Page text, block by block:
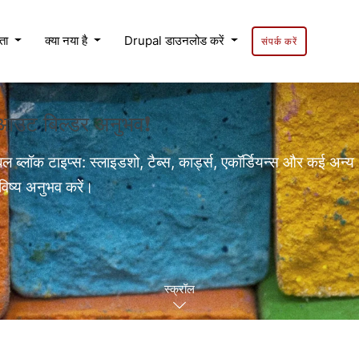
क्या नया है Drupal डाउनलोड करें संपर्क करें
बिल्डर अनुभव❗
ब्लॉक टाइप्स: स्लाइडशो, टैब्स, कार्ड्स, एकॉर्डियन्स और कई
अनुभव करें।
स्क्रॉल